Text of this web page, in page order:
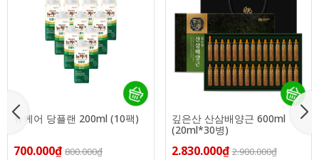
뉴케어 당플랜 200ml (10팩)
700.000₫ 800.000₫
깊은산 산삼배양근 600ml
(20ml*30병)
2.830.000₫ 2.900.000₫